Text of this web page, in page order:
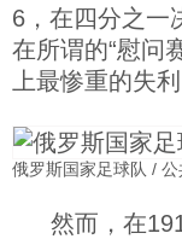
6，在四分之一
在所谓的“慰问
上最惨重的失
俄罗斯国家足球队 /
然而，在